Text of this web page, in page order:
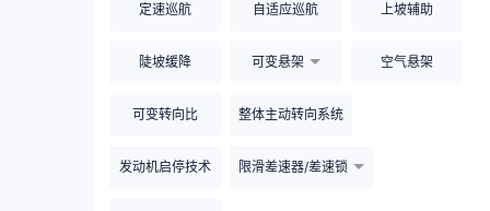
定速巡航 自适应巡航 上坡辅助
陡坡缓降 可变悬架 空气悬架
可变转向比 整体主动转向系统
发动机启停技术 限滑差速器/差速锁